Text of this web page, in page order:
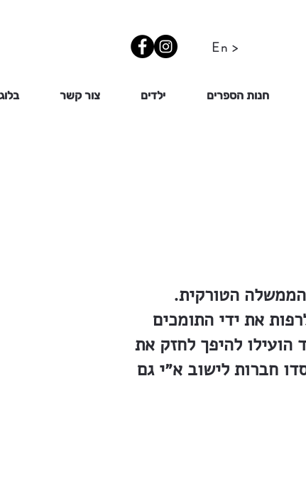
En >
חנות הספרים ילדים צור קשר
הטורקית.
את ידי התומכים
הועילו להיפך לחזק את
חברות לישוב א״י גם